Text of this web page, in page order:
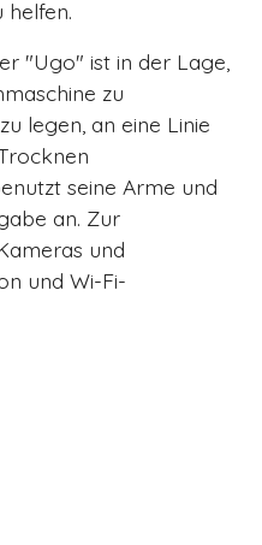
helfen.
"Ugo" ist in der Lage,
zu
legen, an eine Linie
seine Arme und
an. Zur
und
und Wi-Fi-